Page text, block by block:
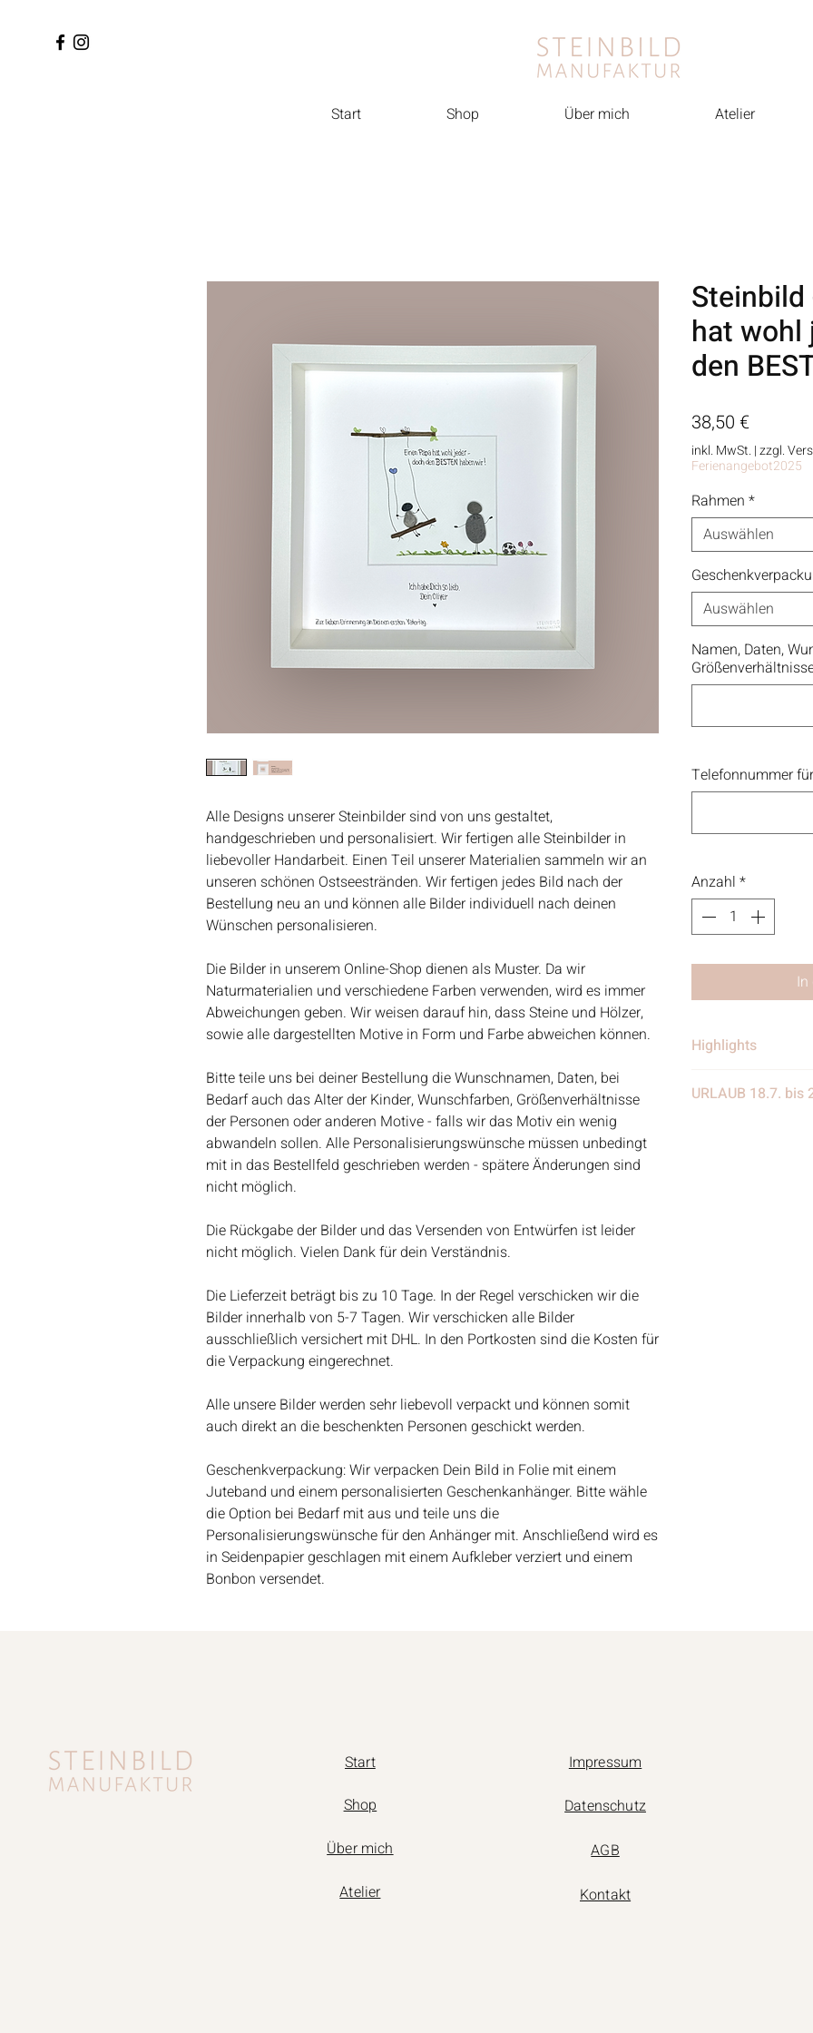
Start Shop Über mich Atelier
Alle Designs unserer Steinbilder sind von uns gestaltet,
handgeschrieben und personalisiert. Wir fertigen alle Steinbilder in
liebevoller Handarbeit. Einen Teil unserer Materialien sammeln wir an
unseren schönen Ostseestränden. Wir fertigen jedes Bild nach der
Bestellung neu an und können alle Bilder individuell nach deinen
Wünschen personalisieren.
Die Bilder in unserem Online-Shop dienen als Muster. Da wir
Naturmaterialien und verschiedene Farben verwenden, wird es immer
Abweichungen geben. Wir weisen darauf hin, dass Steine und Hölzer,
sowie alle dargestellten Motive in Form und Farbe abweichen können.
Bitte teile uns bei deiner Bestellung die Wunschnamen, Daten, bei
Bedarf auch das Alter der Kinder, Wunschfarben, Größenverhältnisse
der Personen oder anderen Motive - falls wir das Motiv ein wenig
abwandeln sollen. Alle Personalisierungswünsche müssen unbedingt
mit in das Bestellfeld geschrieben werden - spätere Änderungen sind
nicht möglich.
Die Rückgabe der Bilder und das Versenden von Entwürfen ist leider
nicht möglich. Vielen Dank für dein Verständnis.
Die Lieferzeit beträgt bis zu 10 Tage. In der Regel verschicken wir die
Bilder innerhalb von 5-7 Tagen. Wir verschicken alle Bilder
ausschließlich versichert mit DHL. In den Portkosten sind die Kosten für
die Verpackung eingerechnet.
Alle unsere Bilder werden sehr liebevoll verpackt und können somit
auch direkt an die beschenkten Personen geschickt werden.
Geschenkverpackung: Wir verpacken Dein Bild in Folie mit einem
Juteband und einem personalisierten Geschenkanhänger. Bitte wähle
die Option bei Bedarf mit aus und teile uns die
Personalisierungswünsche für den Anhänger mit. Anschließend wird es
in Seidenpapier geschlagen mit einem Aufkleber verziert und einem
Bonbon versendet.
Steinbild
hat wohl
den
38,50 €Preis
inkl. MwSt. |zzgl.
Ferienangebot2025
Rahmen *
Auswählen
Auswählen
Namen, Daten,
Telefonnummer
Anzahl *
In
Highlights
• Verschickt von
URLAUB 18.7. bis
Shop
Start
Über mich
Atelier
Datenschutz
Impressum
AGB
Kontakt